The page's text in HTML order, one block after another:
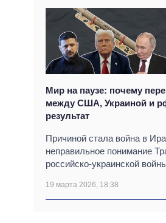
Мир на паузе: почему
между США, Украиной и
результат
Причиной стала война в
неправильное понимание
российско-украинской
19 марта 2026, 18:38